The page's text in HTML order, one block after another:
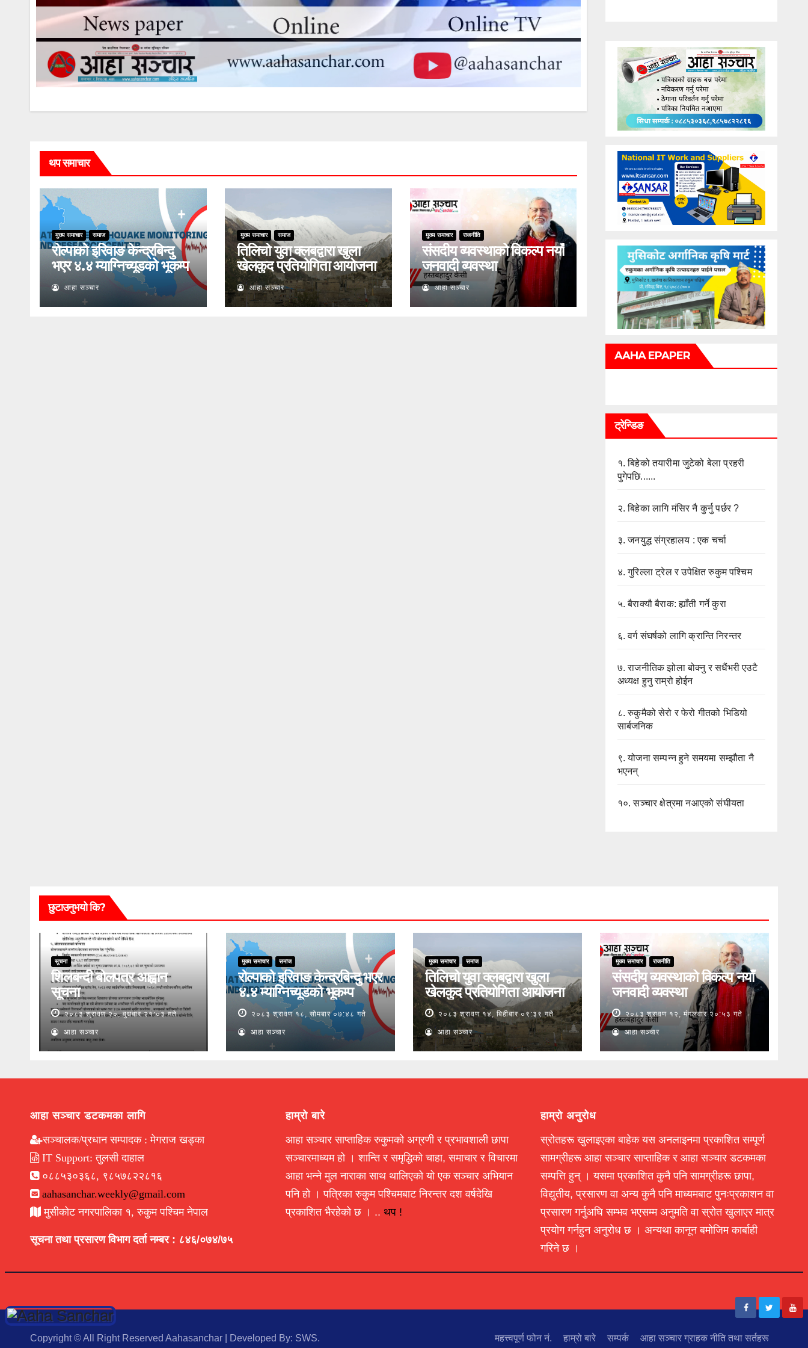
थप समाचार
मुख्य समाचार समाज
रोल्पाको इरिवाङ केन्द्रबिन्दु
भएर ४.४ म्याग्निच्यूडको भूकम्प
आहा सञ्चार
मुख्य समाचार समाज
तिलिचो युवा क्लबद्वारा खुला
खेलकुद प्रतियोगिता आयोजना
आहा सञ्चार
मुख्य समाचार राजनीति
संसदीय व्यवस्थाको विकल्प नयाँ
जनवादी व्यवस्था
आहा सञ्चार
AAHA EPAPER
ट्रेन्डिङ
१.बिहेको तयारीमा जुटेको बेला प्रहरी
पुगेपछि......
२.बिहेका लागि मंसिर नै कुर्नु पर्छर ?
३.जनयुद्ध संग्रहालय : एक चर्चा
४.गुरिल्ला ट्रेल र उपेक्षित रुकुम पश्चिम
५.बैराक्यौ बैराक: ह्याँती गर्ने कुरा
६.वर्ग संघर्षको लागि क्रान्ति निरन्तर
७.राजनीतिक झोला बोक्नु र सधैंभरी एउटै
अध्यक्ष हुनु राम्रो होईन
८.रुकुमैको सेरो र फेरो गीतको भिडियो
सार्बजनिक
९.योजना सम्पन्न हुने समयमा सम्झौता नै
भएनन्
१०.सञ्चार क्षेत्रमा नआएको संघीयता
छुटाउनुभयो कि?
सूचना
शिलबन्दी बोलपत्र आह्वान
सूचना
२०८३ श्रावण २०, बुधबार २१:०३ गते
आहा सञ्चार
मुख्य समाचार समाज
रोल्पाको इरिवाङ केन्द्रबिन्दु भएर
४.४ म्याग्निच्यूडको भूकम्प
२०८३ श्रावण १८, सोमबार ०७:४८ गते
आहा सञ्चार
मुख्य समाचार समाज
तिलिचो युवा क्लबद्वारा खुला
खेलकुद प्रतियोगिता आयोजना
२०८३ श्रावण १४, बिहीबार ०९:३९ गते
आहा सञ्चार
मुख्य समाचार राजनीति
संसदीय व्यवस्थाको विकल्प नयाँ
जनवादी व्यवस्था
२०८३ श्रावण १२, मंगलवार २०:५३ गते
आहा सञ्चार
आहा सञ्चार डटकमका लागि
सञ्चालक/प्रधान सम्पादक : मेगराज खड्का
IT Support: तुलसी दाहाल
०८८५३०३६८, ९८५७८२२८१६
aahasanchar.weekly@gmail.com
मुसीकोट नगरपालिका १, रुकुम पश्चिम नेपाल
सूचना तथा प्रसारण विभाग दर्ता नम्बर : ८४६/०७४/७५
हाम्रो बारे
आहा सञ्चार साप्ताहिक रुकुमको अग्रणी र प्रभावशाली छापा
सञ्चारमाध्यम हो । शान्ति र समृद्धिको चाहा, समाचार र विचारमा
आहा भन्ने मुल नाराका साथ थालिएको यो एक सञ्चार अभियान
पनि हो । पत्रिका रुकुम पश्चिमबाट निरन्तर दश वर्षदेखि
प्रकाशित भैरहेको छ । .. थप !
हाम्रो अनुरोध
स्रोतहरू खुलाइएका बाहेक यस अनलाइनमा प्रकाशित सम्पूर्ण
सामग्रीहरू आहा सञ्चार साप्ताहिक र आहा सञ्चार डटकमका
सम्पत्ति हुन् । यसमा प्रकाशित कुनै पनि सामग्रीहरू छापा,
विद्युतीय, प्रसारण वा अन्य कुनै पनि माध्यमबाट पुनःप्रकाशन वा
प्रसारण गर्नुअघि सम्भव भएसम्म अनुमति वा स्रोत खुलाएर मात्र
प्रयोग गर्नहुन अनुरोध छ । अन्यथा कानून बमोजिम कार्बाही
गरिने छ ।
Copyright © All Right Reserved Aahasanchar Developed By: SWS. महत्त्वपूर्ण फोन नं. हाम्रो बारे सम्पर्क आहा सञ्चार ग्राहक नीति तथा सर्तहरू